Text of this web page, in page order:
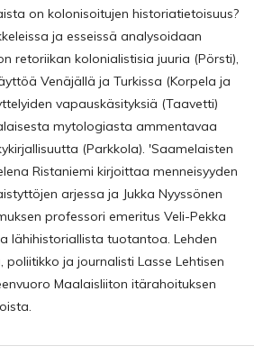
on kolonisoitujen historiatietoisuus?
ja esseissä analysoidaan
retoriikan kolonialistisia juuria (Pörsti),
Venäjällä ja Turkissa (Korpela ja
vapauskäsityksiä (Taavetti)
mytologiasta ammentavaa
(Parkkola). 'Saamelaisten
Ristaniemi kirjoittaa menneisyyden
arjessa ja Jukka Nyyssönen
professori emeritus Veli-Pekka
lähihistoriallista tuotantoa. Lehden
ja journalisti Lasse Lehtisen
Maalaisliiton itärahoituksen